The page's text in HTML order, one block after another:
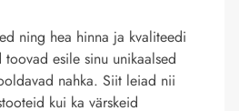
ning hea hinna ja kvaliteedi
toovad esile sinu unikaalsed
nahka. Siit leiad nii
kui ka värskeid